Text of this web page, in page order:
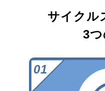
サイクル
3